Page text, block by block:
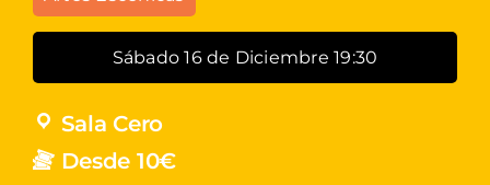
Sábado 16 de Diciembre 19:30
Sala Cero
Desde 10€